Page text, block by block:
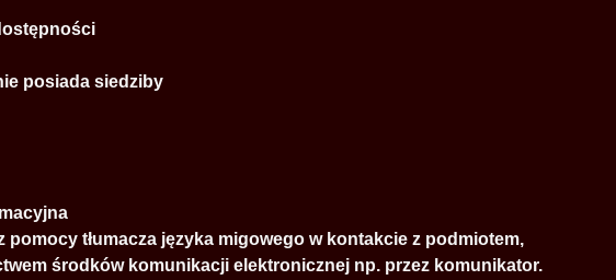
posiada siedziby
tłumacza języka migowego w kontakcie z podmiotem,
środków komunikacji elektronicznej np. przez komunikator.